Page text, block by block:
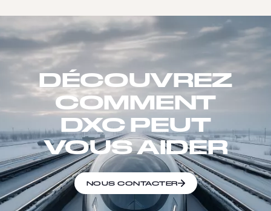
DÉCOUVREZ
COMMENT
DXC PEUT
VOUS AIDER
NOUS CONTACTER